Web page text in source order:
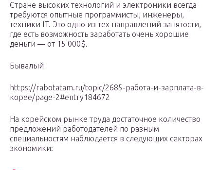
Стране высоких технологий и электроники всегда
требуются опытные программисты, инженеры,
техники IT. Это одно из тех направлений занятости,
где есть возможность заработать очень хорошие
деньги — от 15 000$.
Бывалый
https://rabotatam.ru/topic/2685-работа-и-зарплата-в-
корее/page-2#entry184672
На корейском рынке труда достаточное количество
предложений работодателей по разным
специальностям наблюдается в следующих секторах
экономики: